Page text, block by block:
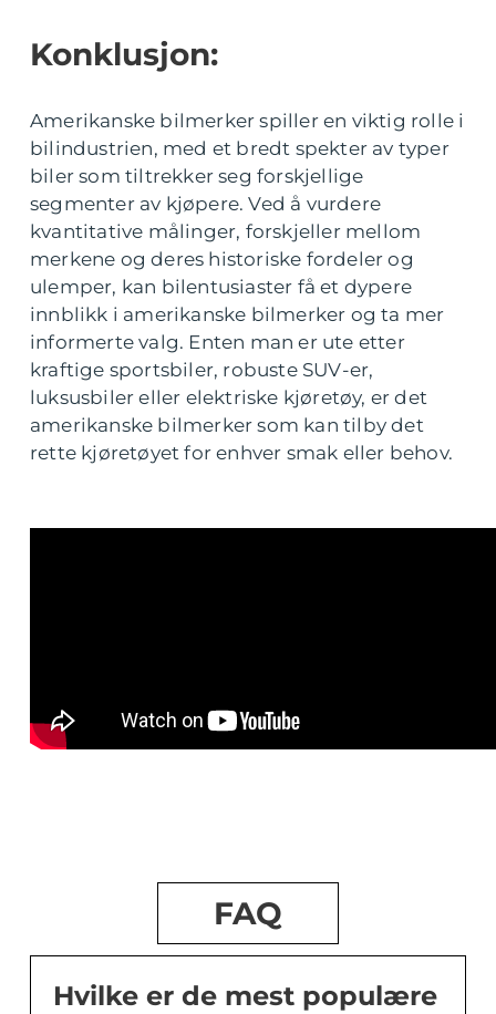
Konklusjon:
Amerikanske bilmerker spiller en viktig rolle i
bilindustrien, med et bredt spekter av typer
biler som tiltrekker seg forskjellige
segmenter av kjøpere. Ved å vurdere
kvantitative målinger, forskjeller mellom
merkene og deres historiske fordeler og
ulemper, kan bilentusiaster få et dypere
innblikk i amerikanske bilmerker og ta mer
informerte valg. Enten man er ute etter
kraftige sportsbiler, robuste SUV-er,
luksusbiler eller elektriske kjøretøy, er det
amerikanske bilmerker som kan tilby det
rette kjøretøyet for enhver smak eller behov.
FAQ
Hvilke er de mest populære